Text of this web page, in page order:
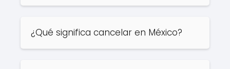
¿Qué significa cancelar en México?